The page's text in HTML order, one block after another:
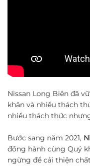
Nissan Long Biên đã
khăn và nhiều thách
nhiều thách thức
Bước sang năm 2021,
đồng hành cùng Quý
ngừng để cải thiện